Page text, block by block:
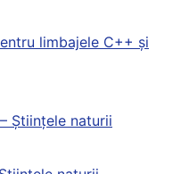
limbajele C++ și
Științele naturii